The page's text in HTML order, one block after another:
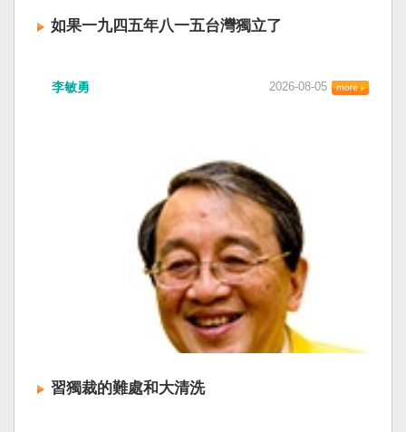
如果一九四五年八一五台灣獨立了
李敏勇 2026-08-05
習獨裁的難處和大清洗